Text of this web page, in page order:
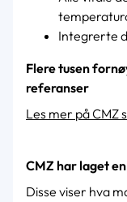
Integrerte
Flere tusen
referanser
Les mer på CMZ
CMZ har laget
Disse viser hva